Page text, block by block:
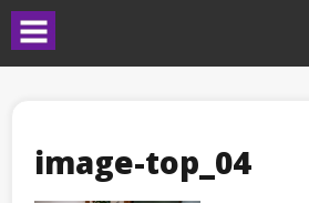
image-top_04